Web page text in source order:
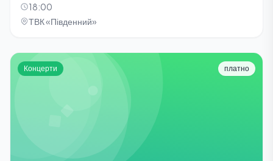
18:00
ТВК «Південний»
Концерти платно